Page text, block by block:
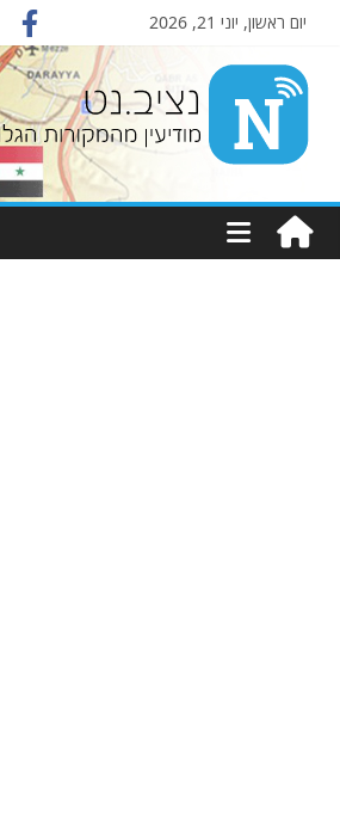
יום ראשון, יוני 21, 2026
Nziv.net
מודיעין
מהמקורות